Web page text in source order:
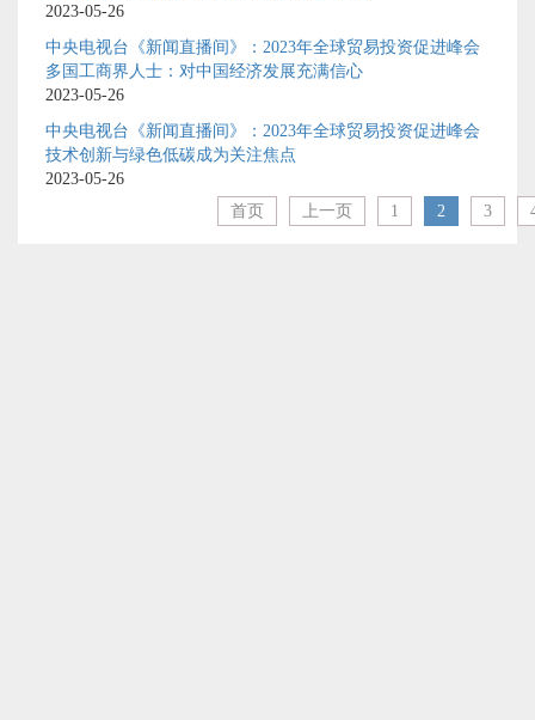
2023-05-26
中央电视台《新闻直播间》：2023年全球贸易投资促进峰会
多国工商界人士：对中国经济发展充满信心
2023-05-26
中央电视台《新闻直播间》：2023年全球贸易投资促进峰会
技术创新与绿色低碳成为关注焦点
2023-05-26
首页
上一页 1 2 3